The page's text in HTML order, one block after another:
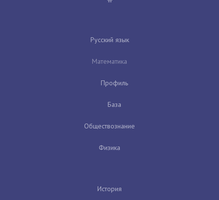
Русский язык
Математика
Профиль
База
Обществознание
Физика
История